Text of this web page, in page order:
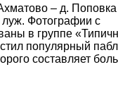
– д. Поповка
Фотографии с
в группе
популярный
составляет